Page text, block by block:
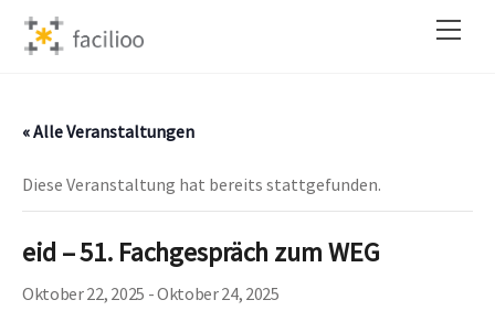
Skip
« Alle Veranstaltungen
Diese Veranstaltung hat bereits stattgefunden.
eid – 51. Fachgespräch zum WEG
Oktober 22, 2025 -Oktober 24, 2025